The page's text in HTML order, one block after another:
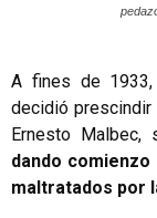
A fines de 1933,
decidió prescindir
Ernesto
dando
maltratados por